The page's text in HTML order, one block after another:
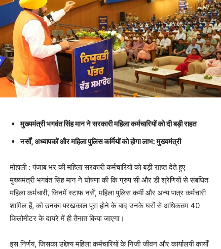
मुख्यमंत्री भगवंत सिंह मान ने सरकारी महिला कर्मचारियों को दी बड़ी राहत
नर्सों, अध्यापकों और महिला पुलिस कर्मियों को होगा लाभ: मुख्यमंत्री
मोहाली : पंजाब भर की महिला सरकारी कर्मचारियों को बड़ी राहत देते हुए
मुख्यमंत्री भगवंत सिंह मान ने घोषणा की कि ग्रुप सी और डी श्रेणियों से संबंधित
महिला कर्मचारी, जिनमें स्टाफ नर्सें, महिला पुलिस कर्मी और अन्य पात्र कर्मचारी
शामिल हैं, को उनका परखकाल पूरा होने के बाद उनके घरों से अधिकतम 40
किलोमीटर के दायरे में ही तैनात किया जाएगा।
इस निर्णय, जिसका उद्देश्य महिला कर्मचारियों के निजी जीवन और कार्यालयी कार्यों